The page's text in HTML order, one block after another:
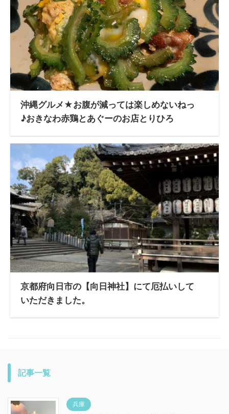
沖縄グルメ★お腹が減っては楽しめないねっ
♪おきなわ赤鶏とあぐーのお店とりひろ
京都府向日市の【向日神社】にて厄払いして
いただきました。
記事一覧
兵庫